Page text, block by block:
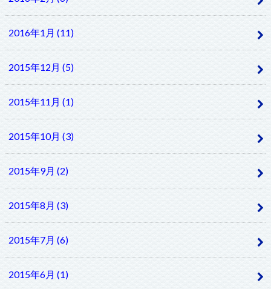
2016年1月 (11)
2015年12月 (5)
2015年11月 (1)
2015年10月 (3)
2015年9月 (2)
2015年8月 (3)
2015年7月 (6)
2015年6月 (1)